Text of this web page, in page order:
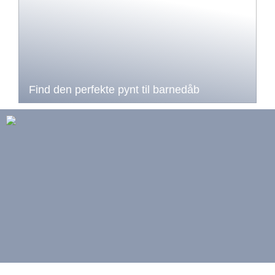
Find den perfekte pynt til barnedåb